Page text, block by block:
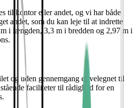
til kontor eller andet, og vi har både
andet, som du kan leje til at indrette
i længden, 3,3 m i bredden og 2,97 m i
og uden gennemgang er velegnet til
faciliteter til rådighed for en